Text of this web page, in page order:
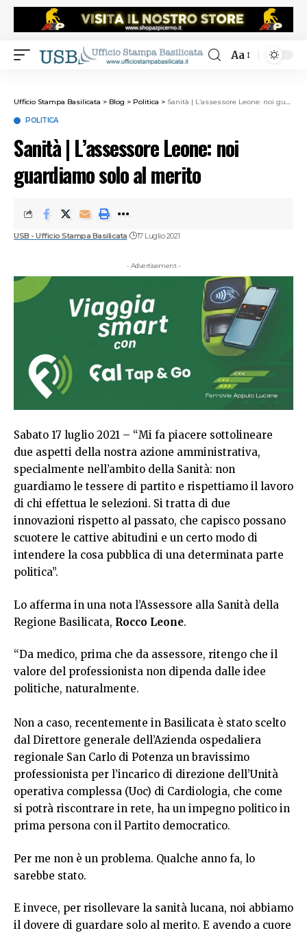
Aa
Ufficio Stampa Basilicata > Blog > Politica > Sanità | L’assessore Leone: noi guardiamo solo al merito
POLITICA
Sanità | L’assessore Leone: noi
guardiamo solo al merito
USB - Ufficio Stampa Basilicata 17 Luglio 2021
- Advertisement -
Sabato 17 luglio 2021 – “Mi fa piacere sottolineare
due aspetti della nostra azione amministrativa,
specialmente nell’ambito della Sanità: non
guardiamo le tessere di partito e rispettiamo il lavoro
di chi effettua le selezioni. Si tratta di due
innovazioni rispetto al passato, che capisco possano
scuotere le cattive abitudini e un certo modo di
intendere la cosa pubblica di una determinata parte
politica”.
Lo afferma in una nota l’Assessore alla Sanità della
Regione Basilicata, Rocco Leone.
“Da medico, prima che da assessore, ritengo che il
valore del professionista non dipenda dalle idee
politiche, naturalmente.
Non a caso, recentemente in Basilicata è stato scelto
dal Direttore generale dell’Azienda ospedaliera
regionale San Carlo di Potenza un bravissimo
professionista per l’incarico di direzione dell’Unità
operativa complessa (Uoc) di Cardiologia, che come
si potrà riscontrare in rete, ha un impegno politico in
prima persona con il Partito democratico.
Per me non è un problema. Qualche anno fa, lo
sarebbe stato.
E invece, per risollevare la sanità lucana, noi abbiamo
il dovere di guardare solo al merito. E avendo a cuore